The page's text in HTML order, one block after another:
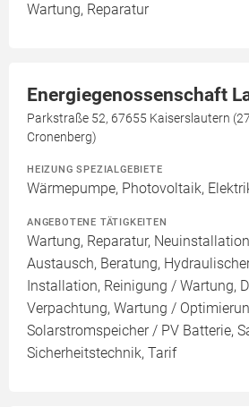
Wartung, Reparatur
Energiegenossenschaft
Parkstraße 52, 67655 Kaiserslautern
Cronenberg)
HEIZUNG SPEZIALGEBIETE
Wärmepumpe, Photovoltaik,
ANGEBOTENE TÄTIGKEITEN
Wartung, Reparatur,
Austausch, Beratung,
Installation, Reinigung / Wartung,
Verpachtung, Wartung /
Solarstromspeicher / PV Batterie,
Sicherheitstechnik, Tarif